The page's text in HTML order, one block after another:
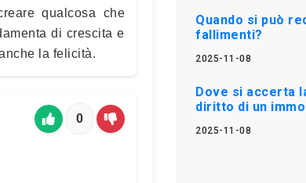
qualcosa che
di crescita e
la felicità.
0
Quando si può
fallimenti?
2025-11-08
Dove si accerta
diritto di un
2025-11-08